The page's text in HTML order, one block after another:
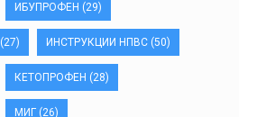
ИБУПРОФЕН (29)
(27) ИНСТРУКЦИИ НПВС (50)
КЕТОПРОФЕН (28)
МИГ (26)